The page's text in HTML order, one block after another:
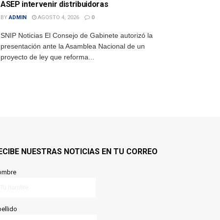
ASEP intervenir distribuidoras
BY ADMIN AGOSTO 4, 2026 0
SNIP Noticias El Consejo de Gabinete autorizó la
presentación ante la Asamblea Nacional de un
proyecto de ley que reforma...
NUESTRAS NOTICIAS EN TU CORREO